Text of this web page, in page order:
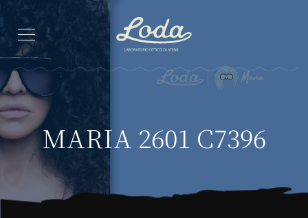
MARIA 2601 C7396